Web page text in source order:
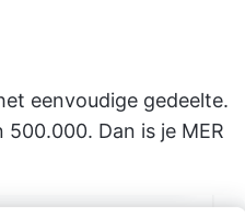
eenvoudige gedeelte.
Dan is je MER